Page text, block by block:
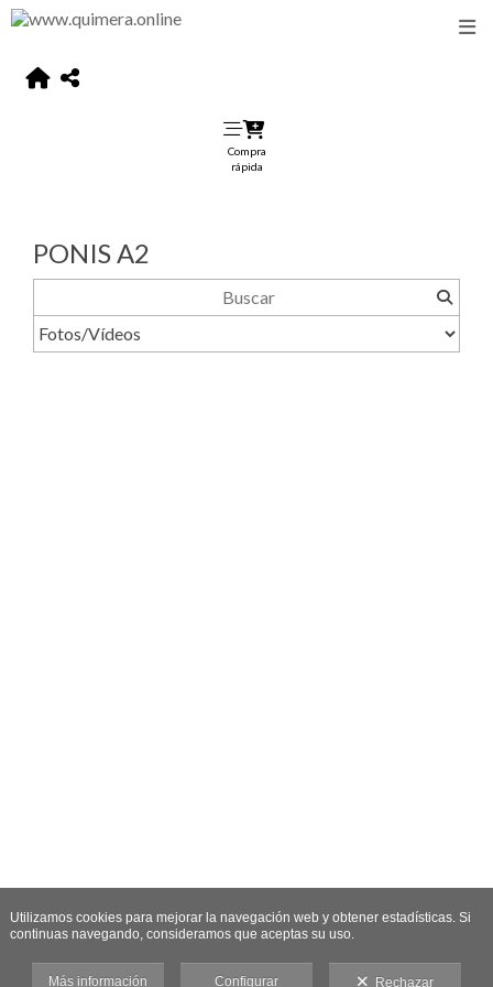
Compra
rápida
PONIS A2
Utilizamos cookies para mejorar la navegación web y obtener estadísticas. Si
continuas navegando, consideramos que aceptas su uso.
Más información Configurar Rechazar